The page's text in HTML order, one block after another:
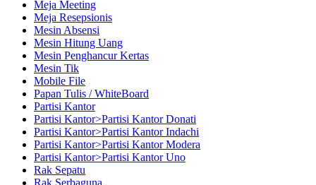
Meja Meeting
Meja Resepsionis
Mesin Absensi
Mesin Hitung Uang
Mesin Penghancur Kertas
Mesin Tik
Mobile File
Papan Tulis / WhiteBoard
Partisi Kantor
Partisi Kantor>Partisi Kantor Donati
Partisi Kantor>Partisi Kantor Indachi
Partisi Kantor>Partisi Kantor Modera
Partisi Kantor>Partisi Kantor Uno
Rak Sepatu
Rak Serbaguna